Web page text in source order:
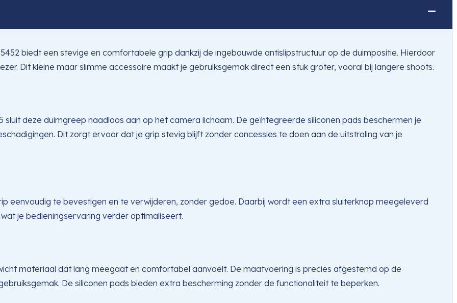
biedt een stevige en comfortabele grip dankzij de ingebouwde antislipstructuur op de duimpositie. Hierdoor
Dit kleine maar slimme accessoire maakt je gebruiksgemak direct een stuk groter, vooral bij langere shoots.
deze duimgreep naadloos aan op het camera lichaam. De geïntegreerde siliconen pads beschermen je
Dit zorgt ervoor dat je grip stevig blijft zonder concessies te doen aan de uitstraling van je
eenvoudig te bevestigen en te verwijderen, zonder gedoe. Daarbij wordt een extra sluiterknop meegeleverd
je bedieningservaring verder optimaliseert.
materiaal dat lang meegaat en comfortabel aanvoelt. De maatvoering is precies afgestemd op de
De siliconen pads bieden extra bescherming zonder de functionaliteit te beperken.